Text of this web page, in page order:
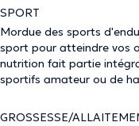
SPORT
Mordue des sports
sport pour atteindre vos
nutrition fait partie
sportifs amateur ou de
GROSSESSE/